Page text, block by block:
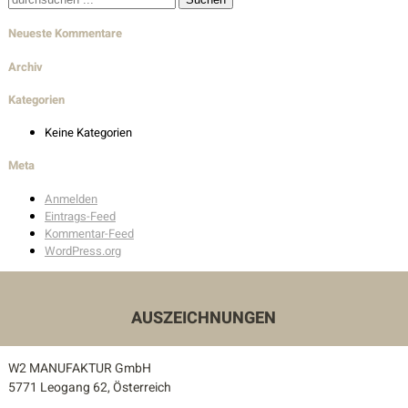
Auszeichnungen
Kontakt
Unser Kontakt
Pressekontakt
Neueste Kommentare
Archiv
Kategorien
Keine Kategorien
Meta
Anmelden
Eintrags-Feed
Kommentar-Feed
WordPress.org
AUSZEICHNUNGEN
W2 MANUFAKTUR GmbH
5771 Leogang 62, Österreich